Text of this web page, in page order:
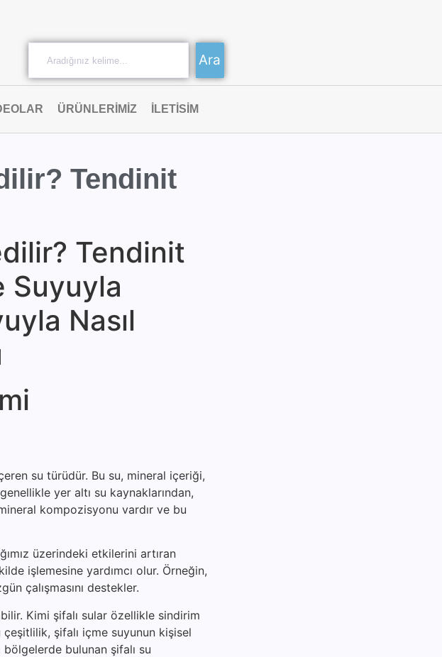
Ara
ÜRÜNLERIMIZ ILETISIM
Tendinit
Tendinit
Suyuyla
Nasıl
su türüdür. Bu su, mineral içeriği,
yer altı su kaynaklarından,
kompozisyonu vardır ve bu
üzerindeki etkilerini artıran
işlemesine yardımcı olur. Örneğin,
çalışmasını destekler.
Kimi şifalı sular özellikle sindirim
şifalı içme suyunun kişisel
bulunan şifalı su